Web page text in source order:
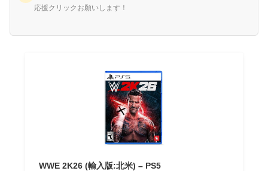
応援クリックお願いします！
WWE 2K26 (輸入版:北米) – PS5